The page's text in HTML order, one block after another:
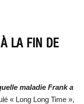
LA FIN DE
maladie Frank a
« Long Long Time »,